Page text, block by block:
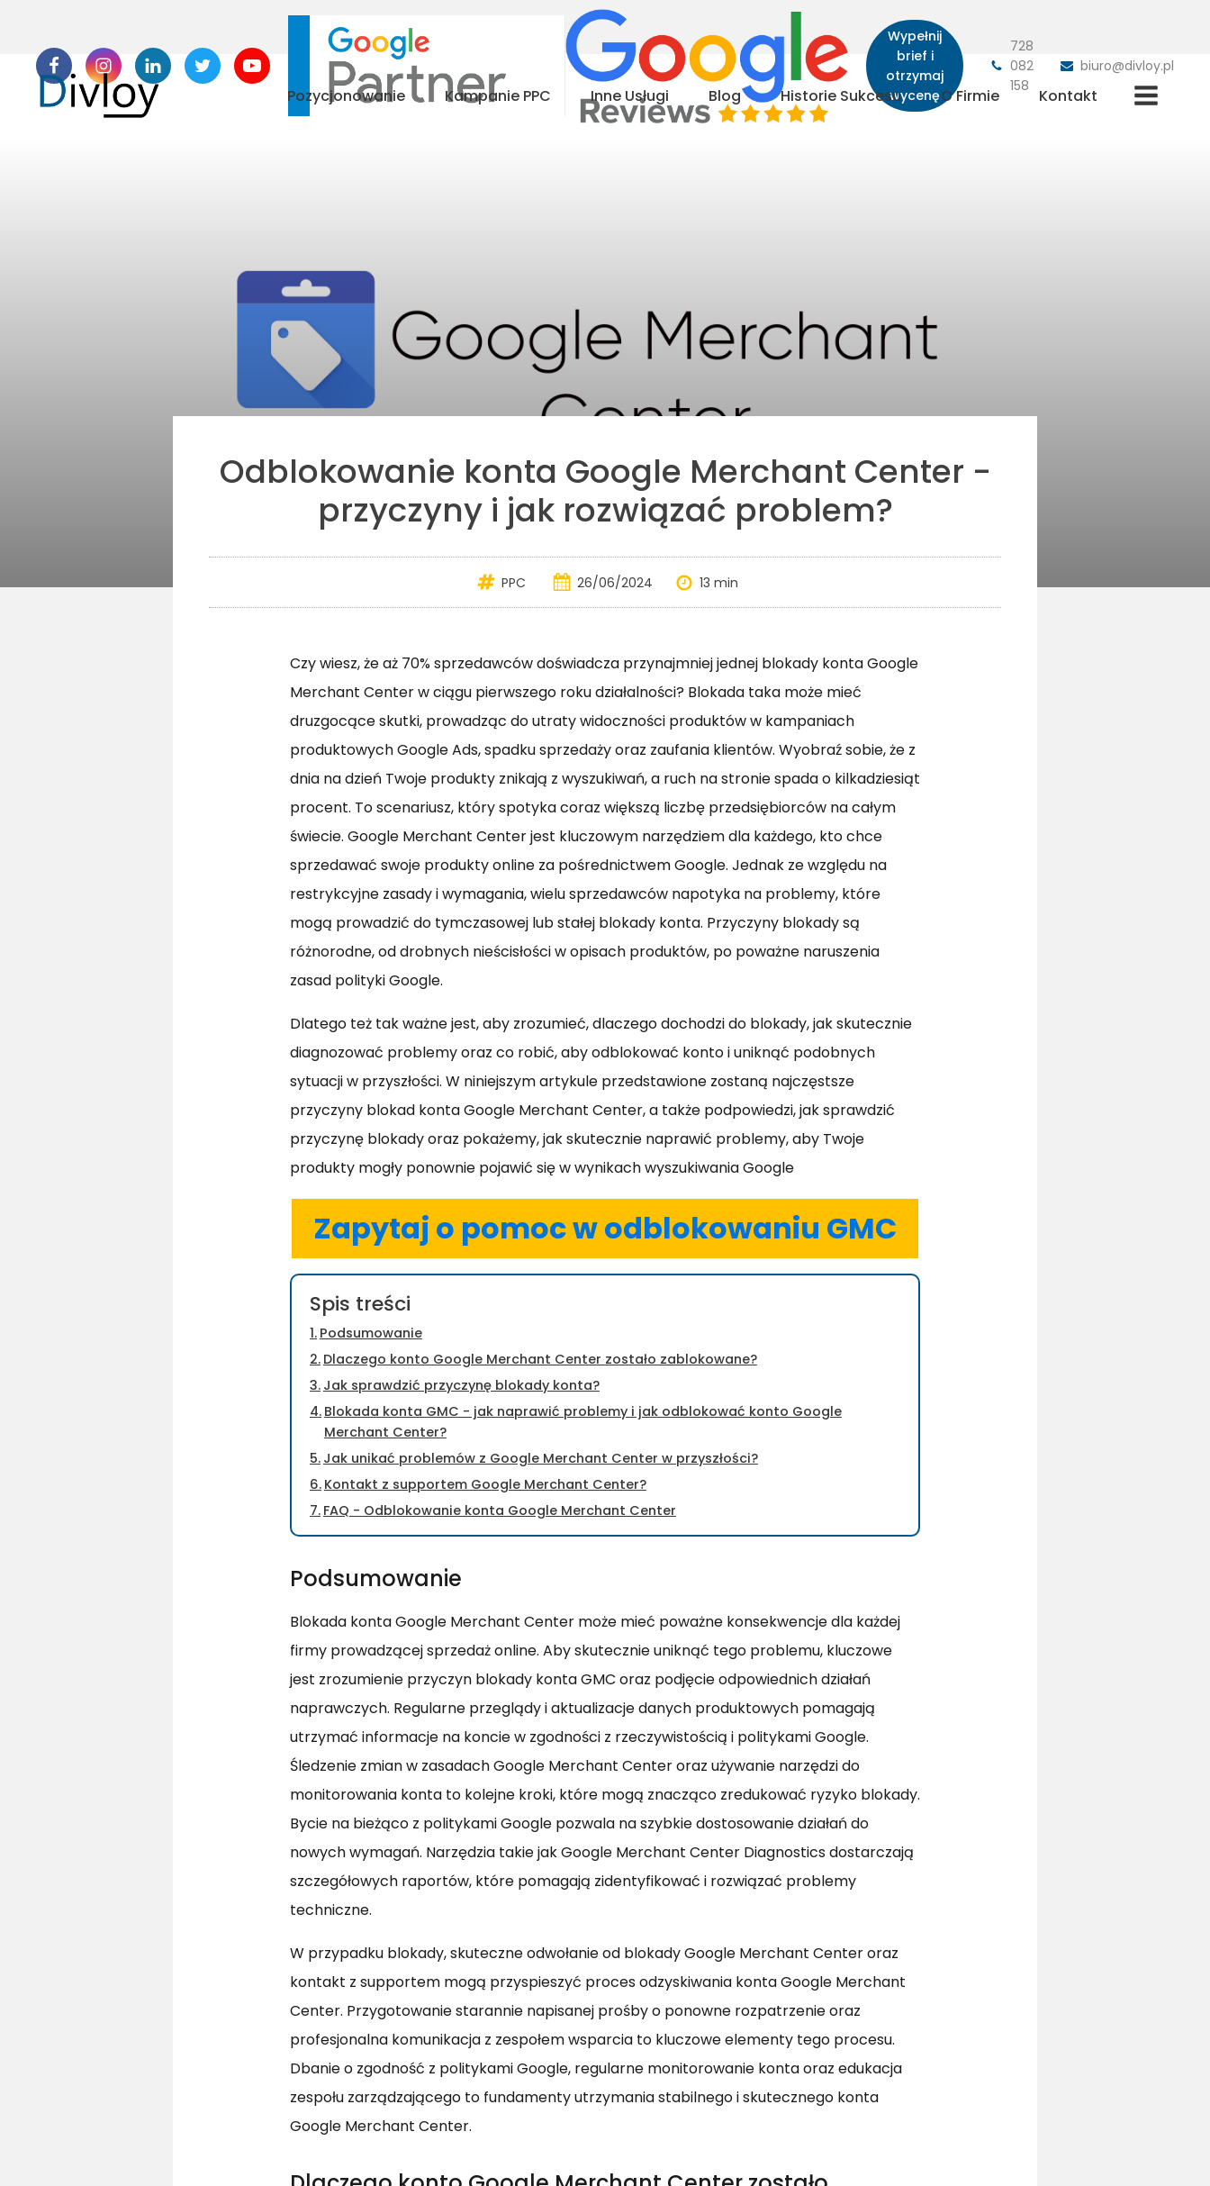
Wypełnij
brief i
otrzymaj
wycenę
728
082
158
biuro@divloy.pl
Pozycjonowanie Kampanie PPC Inne Usługi Blog Historie Sukcesu O Firmie Kontakt
Odblokowanie konta Google Merchant Center -
przyczyny i jak rozwiązać problem?
PPC 26/06/2024 13 min
Czy wiesz, że aż 70% sprzedawców doświadcza przynajmniej jednej blokady konta Google
Merchant Center w ciągu pierwszego roku działalności? Blokada taka może mieć
druzgocące skutki, prowadząc do utraty widoczności produktów w kampaniach
produktowych Google Ads, spadku sprzedaży oraz zaufania klientów. Wyobraź sobie, że z
dnia na dzień Twoje produkty znikają z wyszukiwań, a ruch na stronie spada o kilkadziesiąt
procent. To scenariusz, który spotyka coraz większą liczbę przedsiębiorców na całym
świecie. Google Merchant Center jest kluczowym narzędziem dla każdego, kto chce
sprzedawać swoje produkty online za pośrednictwem Google. Jednak ze względu na
restrykcyjne zasady i wymagania, wielu sprzedawców napotyka na problemy, które
mogą prowadzić do tymczasowej lub stałej blokady konta. Przyczyny blokady są
różnorodne, od drobnych nieścisłości w opisach produktów, po poważne naruszenia
zasad polityki Google.
Dlatego też tak ważne jest, aby zrozumieć, dlaczego dochodzi do blokady, jak skutecznie
diagnozować problemy oraz co robić, aby odblokować konto i uniknąć podobnych
sytuacji w przyszłości. W niniejszym artykule przedstawione zostaną najczęstsze
przyczyny blokad konta Google Merchant Center, a także podpowiedzi, jak sprawdzić
przyczynę blokady oraz pokażemy, jak skutecznie naprawić problemy, aby Twoje
produkty mogły ponownie pojawić się w wynikach wyszukiwania Google
Zapytaj o pomoc w odblokowaniu GMC
Spis treści
Podsumowanie
Dlaczego konto Google Merchant Center zostało zablokowane?
Jak sprawdzić przyczynę blokady konta?
Blokada konta GMC - jak naprawić problemy i jak odblokować konto Google
Merchant Center?
Jak unikać problemów z Google Merchant Center w przyszłości?
Kontakt z supportem Google Merchant Center?
FAQ - Odblokowanie konta Google Merchant Center
Podsumowanie
Blokada konta Google Merchant Center może mieć poważne konsekwencje dla każdej
firmy prowadzącej sprzedaż online. Aby skutecznie uniknąć tego problemu, kluczowe
jest zrozumienie przyczyn blokady konta GMC oraz podjęcie odpowiednich działań
naprawczych. Regularne przeglądy i aktualizacje danych produktowych pomagają
utrzymać informacje na koncie w zgodności z rzeczywistością i politykami Google.
Śledzenie zmian w zasadach Google Merchant Center oraz używanie narzędzi do
monitorowania konta to kolejne kroki, które mogą znacząco zredukować ryzyko blokady.
Bycie na bieżąco z politykami Google pozwala na szybkie dostosowanie działań do
nowych wymagań. Narzędzia takie jak Google Merchant Center Diagnostics dostarczają
szczegółowych raportów, które pomagają zidentyfikować i rozwiązać problemy
techniczne.
W przypadku blokady, skuteczne odwołanie od blokady Google Merchant Center oraz
kontakt z supportem mogą przyspieszyć proces odzyskiwania konta Google Merchant
Center. Przygotowanie starannie napisanej prośby o ponowne rozpatrzenie oraz
profesjonalna komunikacja z zespołem wsparcia to kluczowe elementy tego procesu.
Dbanie o zgodność z politykami Google, regularne monitorowanie konta oraz edukacja
zespołu zarządzającego to fundamenty utrzymania stabilnego i skutecznego konta
Google Merchant Center.